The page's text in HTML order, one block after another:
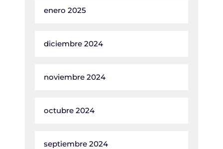
enero 2025
diciembre 2024
noviembre 2024
octubre 2024
septiembre 2024